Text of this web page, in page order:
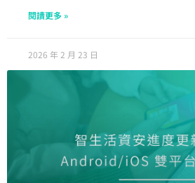
閱讀更多 »
2026 年 2 月 23 日